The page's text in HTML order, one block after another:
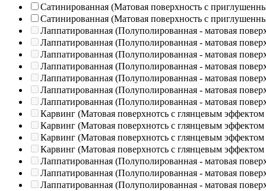
Сатинированная (Матовая поверхность с
Сатинированная (Матовая поверхность с
Лаппатированная (Полуполированная - матовая
Лаппатированная (Полуполированная - матовая
Лаппатированная (Полуполированная - матовая
Лаппатированная (Полуполированная - матовая
Лаппатированная (Полуполированная - матовая
Лаппатированная (Полуполированная - матовая
Лаппатированная (Полуполированная - матовая
Карвинг (Матовая поверхнотсь с глянцевым эффектом
Карвинг (Матовая поверхнотсь с глянцевым эффектом
Карвинг (Матовая поверхнотсь с глянцевым эффектом
Карвинг (Матовая поверхнотсь с глянцевым эффектом
Лаппатированная (Полуполированная - матовая
Лаппатированная (Полуполированная - матовая
Лаппатированная (Полуполированная - матовая